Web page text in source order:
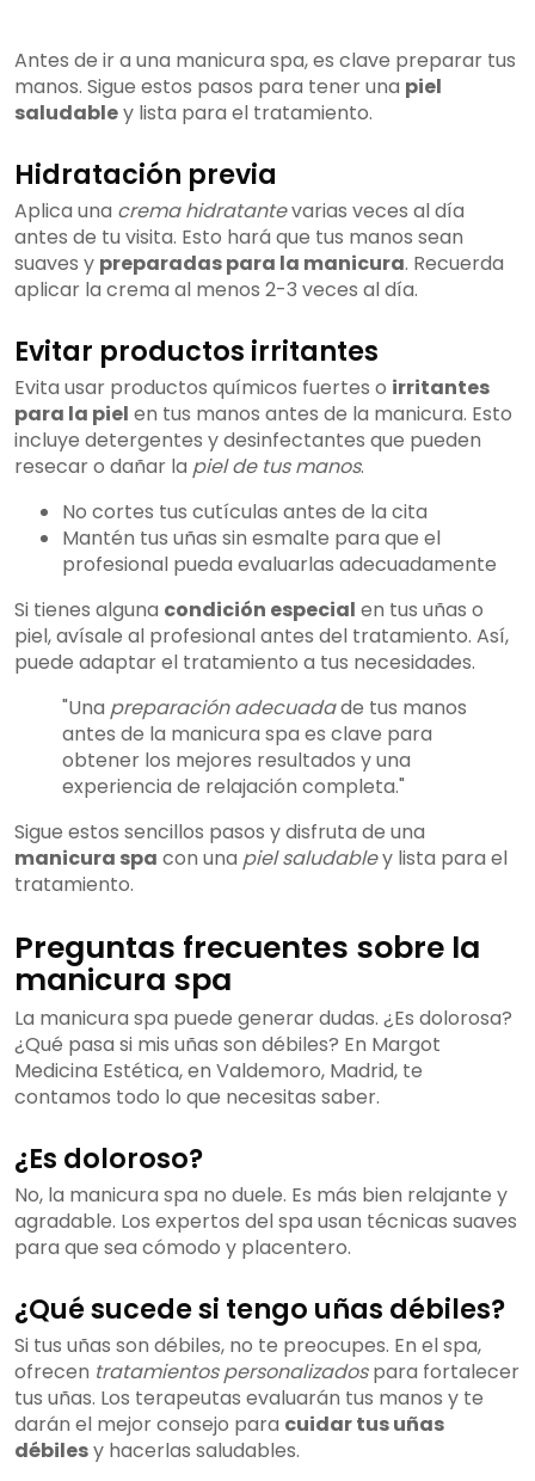
Antes de ir a una manicura spa, es clave preparar tus
manos. Sigue estos pasos para tener una piel
saludabley lista para el tratamiento.
Hidratación previa
Aplica una crema hidratantevarias veces al día
antes de tu visita. Esto hará que tus manos sean
suaves y preparadas para la manicura. Recuerda
aplicar la crema al menos 2-3 veces al día.
Evitar productos irritantes
Evita usar productos químicos fuertes o irritantes
para la piel en tus manos antes de la manicura. Esto
incluye detergentes y desinfectantes que pueden
resecar o dañar la piel de tus manos.
No cortes tus cutículas antes de la cita
Mantén tus uñas sin esmalte para que el
profesional pueda evaluarlas adecuadamente
Si tienes alguna condición especial en tus uñas o
piel, avísale al profesional antes del tratamiento. Así,
puede adaptar el tratamiento a tus necesidades.
"Una preparación adecuadade tus manos
antes de la manicura spa es clave para
obtener los mejores resultados y una
experiencia de relajación completa."
Sigue estos sencillos pasos y disfruta de una
manicura spa con una piel saludabley lista para el
tratamiento.
Preguntas frecuentes sobre la
manicura spa
La manicura spa puede generar dudas. ¿Es dolorosa?
¿Qué pasa si mis uñas son débiles? En Margot
Medicina Estética, en Valdemoro, Madrid, te
contamos todo lo que necesitas saber.
¿Es doloroso?
No, la manicura spa no duele. Es más bien relajante y
agradable. Los expertos del spa usan técnicas suaves
para que sea cómodo y placentero.
¿Qué sucede si tengo uñas débiles?
Si tus uñas son débiles, no te preocupes. En el spa,
ofrecen tratamientos personalizadospara fortalecer
tus uñas. Los terapeutas evaluarán tus manos y te
darán el mejor consejo para cuidar tus uñas
débilesy hacerlas saludables.